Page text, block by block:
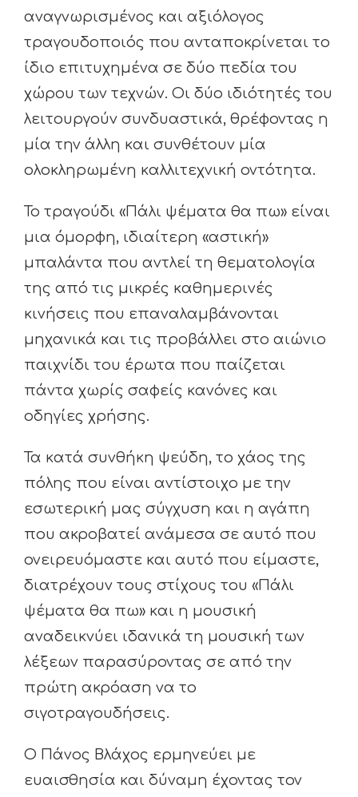
αναγνωρισμένος και αξιόλογος
τραγουδοποιός που ανταποκρίνεται το
ίδιο επιτυχημένα σε δύο πεδία του
χώρου των τεχνών. Οι δύο ιδιότητές του
λειτουργούν συνδυαστικά, θρέφοντας η
μία την άλλη και συνθέτουν μία
ολοκληρωμένη καλλιτεχνική οντότητα.
Το τραγούδι «Πάλι ψέματα θα πω» είναι
μια όμορφη, ιδιαίτερη «αστική»
μπαλάντα που αντλεί τη θεματολογία
της από τις μικρές καθημερινές
κινήσεις που επαναλαμβάνονται
μηχανικά και τις προβάλλει στο αιώνιο
παιχνίδι του έρωτα που παίζεται
πάντα χωρίς σαφείς κανόνες και
οδηγίες χρήσης.
Τα κατά συνθήκη ψεύδη, το χάος της
πόλης που είναι αντίστοιχο με την
εσωτερική μας σύγχυση και η αγάπη
που ακροβατεί ανάμεσα σε αυτό που
ονειρευόμαστε και αυτό που είμαστε,
διατρέχουν τους στίχους του «Πάλι
ψέματα θα πω» και η μουσική
αναδεικνύει ιδανικά τη μουσική των
λέξεων παρασύροντας σε από την
πρώτη ακρόαση να το
σιγοτραγουδήσεις.
Ο Πάνος Βλάχος ερμηνεύει με
ευαισθησία και δύναμη έχοντας τον